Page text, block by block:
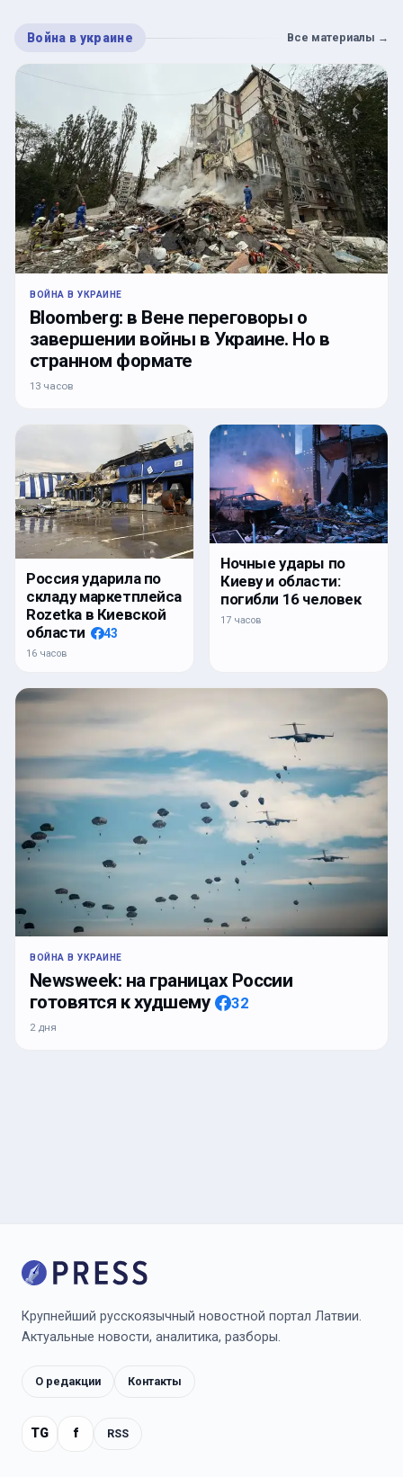
Война в украине Все материалы →
ВОЙНА В УКРАИНЕ
Bloomberg: в Вене переговоры о
завершении войны в Украине. Но в
странном формате
13 часов
Россия ударила по
складу маркетплейса
Rozetka в Киевской
области
43
16 часов
Ночные удары по
Киеву и области:
погибли 16 человек
17 часов
ВОЙНА В УКРАИНЕ
Newsweek: на границах России
готовятся к худшему
32
2 дня
Крупнейший русскоязычный новостной портал Латвии.
Актуальные новости, аналитика, разборы.
О редакции Контакты
TG f RSS